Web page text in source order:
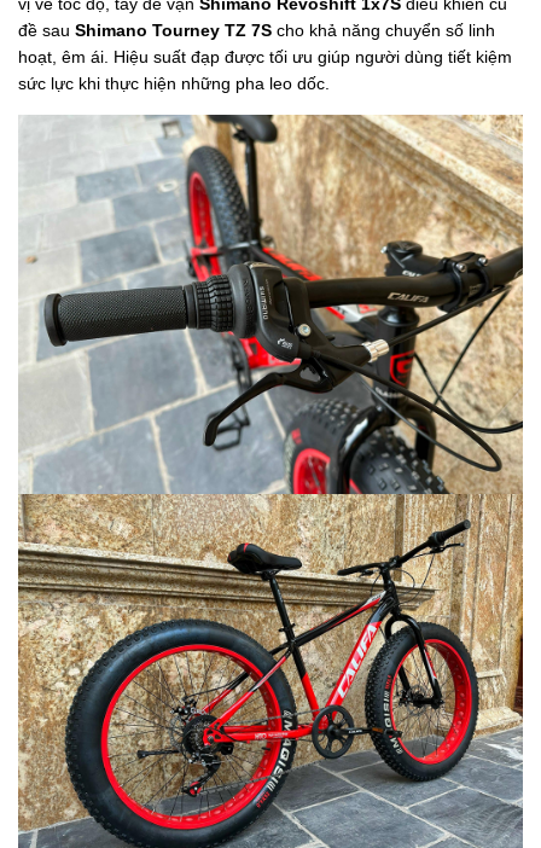
vị về tốc độ, tay đề vặn Shimano Revoshift 1x7S điều khiển củ
đề sau Shimano Tourney TZ 7S cho khả năng chuyển số linh
hoạt, êm ái. Hiệu suất đạp được tối ưu giúp người dùng tiết kiệm
sức lực khi thực hiện những pha leo dốc.